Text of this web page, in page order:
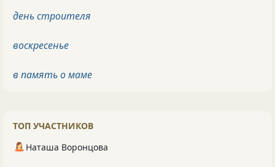
день строителя
воскресенье
в память о маме
ТОП УЧАСТНИКОВ
Наташа Воронцова